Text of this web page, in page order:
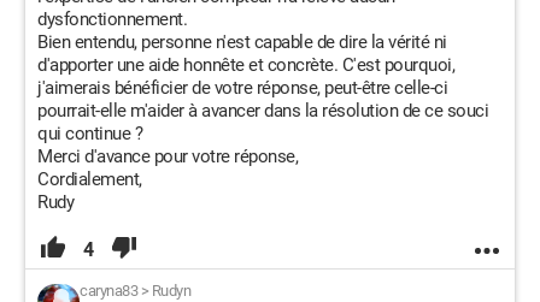
dysfonctionnement.
Bien entendu, personne n'est capable de dire la vérité ni
d'apporter une aide honnête et concrète. C'est pourquoi,
j'aimerais bénéficier de votre réponse, peut-être celle-ci
pourrait-elle m'aider à avancer dans la résolution de ce souci
qui continue ?
Merci d'avance pour votre réponse,
Cordialement,
Rudy
4
caryna83> Rudyn